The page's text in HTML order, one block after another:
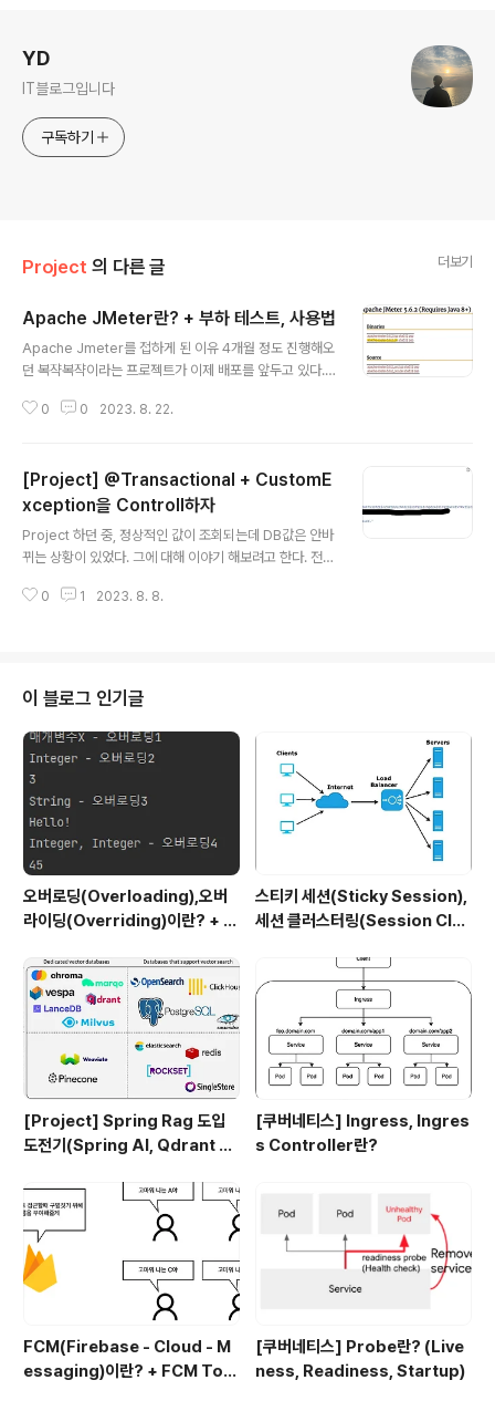
YD
IT블로그입니다
구독하기
Project 의 다른 글 더보기
Apache JMeter란? + 부하 테스트, 사용법
Apache Jmeter를 접하게 된 이유 4개월 정도 진행해오
던 복쟉복쟉이라는 프로젝트가 이제 배포를 앞두고 있다.
키는 것들, 현재 EC2가 어느정도까지 수용가능한지) 를 체
pache Jmeter Apache Jmeter는 서버가 제공하는
성능 및 부하를 측정할 수 있는 테스트 도구이다. JMeter
는 순수 Java 애플리케이션 오픈 소스이며 서버나 네트워
크 또는 개체에 대해 과부하를 시뮬레이션하여 강도를 테
데 사용할 수 있다. 비슷한 부하테스트 도구로는 Apache
0 0 2023. 8. 22.
[Project] @Transactional + CustomE
xception을 Controll하자
Project 하던 중, 정상적인 값이 조회되는데 DB값은 안바
뀌는 상황이 있었다. 그에 대해 이야기 해보려고 한다. 전제
kakaoUser가 이미 존재 -> 바로 서버 accessToken
으로 이동 후, 앞서 발급한 signToken + 부가 정보를 받
아서 회원 가입 (httpstatus 404 내려줌 -> 즉 excepti
on 터트림) + 추가적으로 만약 회원 탈퇴를 할 시, 중복 가
입 방지를 위해 탈퇴한 회원은 한달 동안 가입을 못..
0 1 2023. 8. 8.
이 블로그 인기글
오버로딩(Overloading),오버
라이딩(Overriding)이란? + 차
스티키 세션(Sticky Session),
세션 클러스터링(Session Clus
싱, Session Storage
[Project] Spring Rag 도입
도전기(Spring AI, Qdrant D
[쿠버네티스] Ingress, Ingres
s Controller란?
FCM(Firebase - Cloud - M
essaging)이란? + FCM Tok
[쿠버네티스] Probe란? (Live
ness, Readiness, Startup)